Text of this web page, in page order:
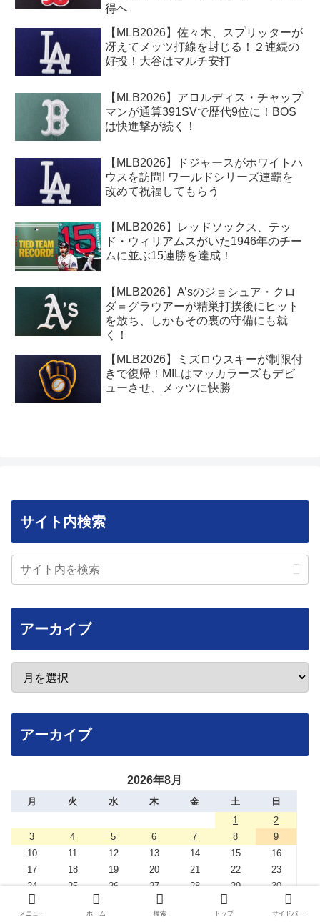
得へ
【MLB2026】佐々木、スプリッターが
冴えてメッツ打線を封じる！２連続の
好投！大谷はマルチ安打
【MLB2026】アロルディス・チャップ
マンが通算391SVで歴代9位に！BOS
は快進撃が続く！
【MLB2026】ドジャースがホワイトハ
ウスを訪問! ワールドシリーズ連覇を
改めて祝福してもらう
【MLB2026】レッドソックス、テッ
ド・ウィリアムスがいた1946年のチー
ムに並ぶ15連勝を達成！
【MLB2026】A’sのジョシュア・クロ
ダ＝グラウアーが精巣打撲後にヒット
を放ち、しかもその裏の守備にも就
く！
【MLB2026】ミズロウスキーが制限付
きで復帰！MILはマッカラーズもデビ
ューさせ、メッツに快勝
サイト内検索
アーカイブ
アーカイブ
2026年8月
月 火 水 木 金 土
日
1
2
3
4 5 6 7 8
9
10
11 12 13 14 15
16
17
18 19 20 21 22
23
24
25 26 27 28 29
30
31
メニュー ホーム 検索 トップ サイドバー